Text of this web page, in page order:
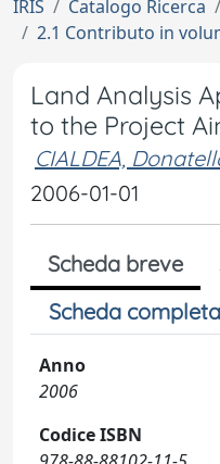
IRIS Catalogo Ricerca
2.1 Contributo in
Land Analysis
to the Project
CIALDEA,
2006-01-01
Scheda breve
Scheda
Anno
2006
Codice ISBN